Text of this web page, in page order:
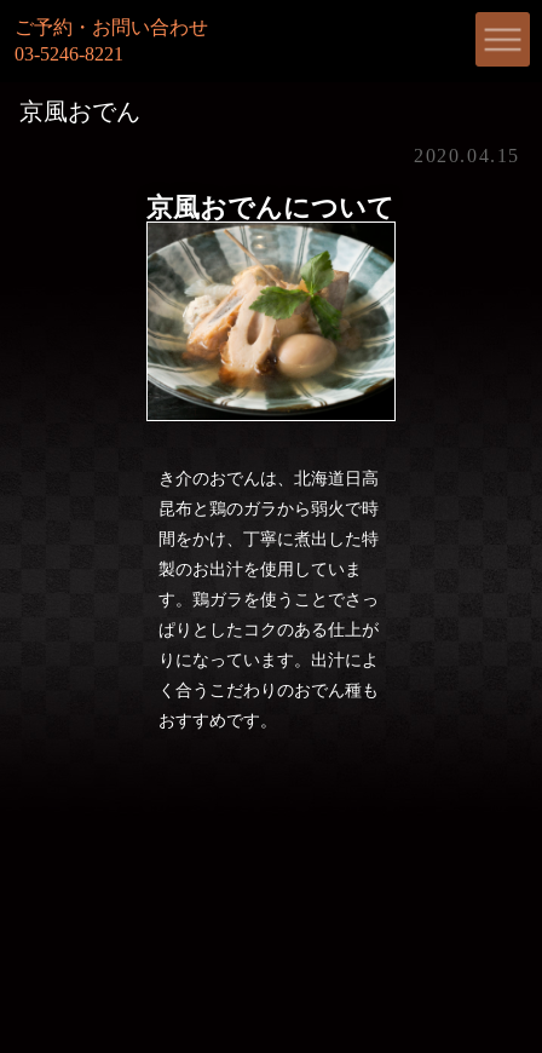
ご予約・お問い合わせ
03-5246-8221
京風おでん
2020.04.15
京風おでんについて
き介のおでんは、北海道日高
昆布と鶏のガラから弱火で時
間をかけ、丁寧に煮出した特
製のお出汁を使用していま
す。鶏ガラを使うことでさっ
ぱりとしたコクのある仕上が
りになっています。出汁によ
く合うこだわりのおでん種も
おすすめです。